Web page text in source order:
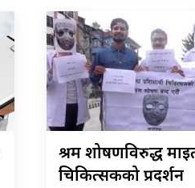
श्रम शोषणविरुद्ध
चिकित्सकको प्रदर्शन